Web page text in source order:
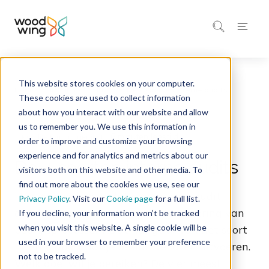
This website stores cookies on your computer.
These cookies are used to collect information
about how you interact with our website and allow
us to remember you. We use this information in
order to improve and customize your browsing
experience and for analytics and metrics about our
visitors both on this website and other media. To
find out more about the cookies we use, see our
Privacy Policy. Visit ourCookie pagefor a full list.
If you decline, your information won’t be tracked
when you visit this website. A single cookie will be
used in your browser to remember your preference
not to be tracked.
Kwaliteitsmanagement 6 minuten leestijd
De 4 soorten interne audits
Hoe zorg je ervoor dat een interne audit
daadwerkelijk bijdraagt aan verbetering van
bedrijfsprocessen? Dat hangt af van het soort
interne audit dat je besluit te laten uitvoeren.
Welk doel wil je bereiken? De vier meest